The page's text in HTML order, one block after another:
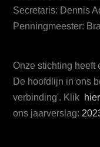
Secretaris: Dennis
Penningmeester:
Onze stichting heeft
De hoofdlijn in ons
verbinding'. Klik hier
ons jaarverslag: